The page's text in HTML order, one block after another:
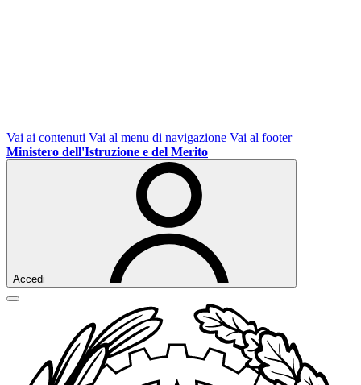
Vai ai contenuti Vai al menu di navigazione Vai al footer
Ministero dell'Istruzione e del Merito
Accedi